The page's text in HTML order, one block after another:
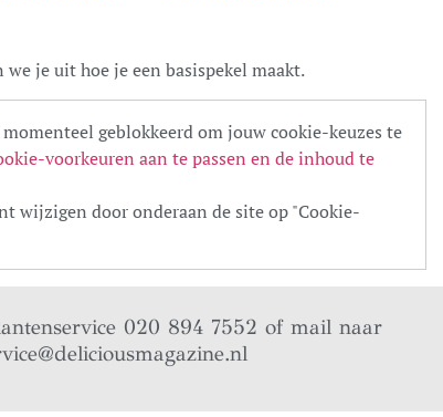
je uit hoe je een basispekel maakt.
geblokkeerd om jouw cookie-keuzes te
voorkeuren aan te passen en de inhoud te
wijzigen door onderaan de site op "Cookie-
020 894 7552 of mail naar